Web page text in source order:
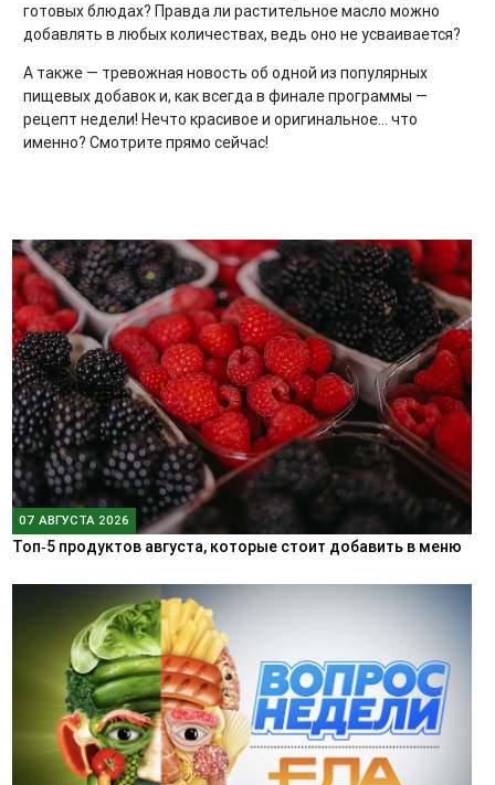
готовых блюдах? Правда ли растительное масло можно
добавлять в любых количествах, ведь оно не усваивается?
А также — тревожная новость об одной из популярных
пищевых добавок и, как всегда в финале программы —
рецепт недели! Нечто красивое и оригинальное... что
именно? Смотрите прямо сейчас!
07 АВГУСТА 2026
Топ‑5 продуктов августа, которые стоит добавить в меню